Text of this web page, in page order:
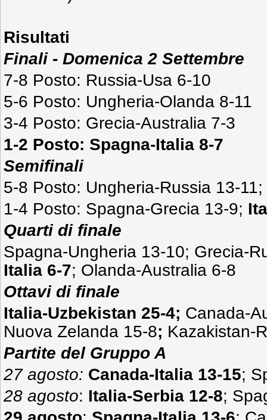
Risultati
Finali - Domenica 2 Settembre
7-8 Posto: Russia-Usa 6-10
5-6 Posto: Ungheria-Olanda 8-11
3-4 Posto: Grecia-Australia 7-3
1-2 Posto: Spagna-Italia 8-7
Semifinali
5-8 Posto: Ungheria-Russia 13-
1-4 Posto: Spagna-Grecia 13-9;
Quarti di finale
Spagna-Ungheria 13-10; Grecia-
Italia 6-7; Olanda-Australia 6-8
Ottavi di finale
Italia-Uzbekistan 25-4; Canada-
Nuova Zelanda 15-8; Kazakistan-
Partite del Gruppo A
27 agosto: Canada-Italia 13-15;
28 agosto: Italia-Serbia 12-8;